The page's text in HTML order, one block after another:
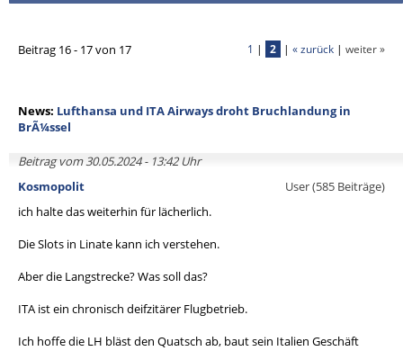
Beitrag 16 - 17 von 17 1 | 2 | « zurück | weiter »
News: Lufthansa und ITA Airways droht Bruchlandung in
BrÃ¼ssel
Beitrag vom 30.05.2024 - 13:42 Uhr
Kosmopolit
User (585 Beiträge)
ich halte das weiterhin für lächerlich.
Die Slots in Linate kann ich verstehen.
Aber die Langstrecke? Was soll das?
ITA ist ein chronisch deifzitärer Flugbetrieb.
Ich hoffe die LH bläst den Quatsch ab, baut sein Italien Geschäft